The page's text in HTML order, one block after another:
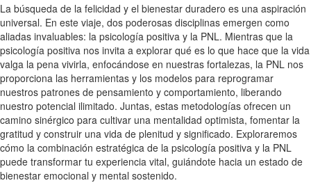
La búsqueda de la felicidad y el bienestar duradero es una aspiración
universal. En este viaje, dos poderosas disciplinas emergen como
aliadas invaluables: la psicología positiva y la PNL. Mientras que la
psicología positiva nos invita a explorar qué es lo que hace que la vida
valga la pena vivirla, enfocándose en nuestras fortalezas, la PNL nos
proporciona las herramientas y los modelos para reprogramar
nuestros patrones de pensamiento y comportamiento, liberando
nuestro potencial ilimitado. Juntas, estas metodologías ofrecen un
camino sinérgico para cultivar una mentalidad optimista, fomentar la
gratitud y construir una vida de plenitud y significado. Exploraremos
cómo la combinación estratégica de la psicología positiva y la PNL
puede transformar tu experiencia vital, guiándote hacia un estado de
bienestar emocional y mental sostenido.